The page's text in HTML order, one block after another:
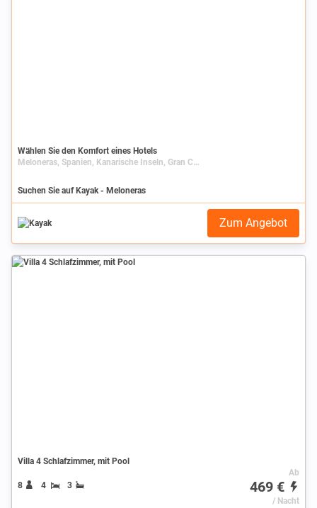
Wählen Sie den Komfort eines Hotels
Meloneras, Spanien, Kanarische Inseln, Gran Canaria
Suchen Sie auf Kayak - Meloneras
Zum Angebot
Villa 4 Schlafzimmer, mit Pool
8 4 3
Ab
469 €
/ Nacht